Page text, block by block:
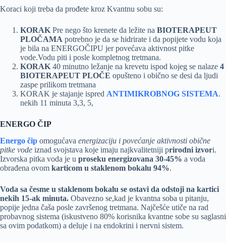
Koraci koji treba da prođete kroz Kvantnu sobu su:
KORAK Pre nego što krenete da ležite na BIOTERAPEUT
PLOČAMA potrebno je da se hidrirate i da popijete vodu koja
je bila na ENERGOČIPU jer povećava aktivnost pitke
vode.Vodu piti i posle kompletnog tretmana.
KORAK 40 minutno ležanje na krevetu ispod kojeg se nalaze 4
BIOTERAPEUT PLOČE opušteno i obično se desi da ljudi
zaspe prilikom tretmana
KORAK je stajanje ispred ANTIMIKROBNOG SISTEMA.
nekih 11 minuta 3,3, 5,
ENERGO ČIP
Energo čip omogućava energizaciju i povećanje aktivnosti obične
pitke vode iznad svojstava koje imaju najkvalitetniji prirodni izvori.
Izvorska pitka voda je u proseku energizovana 30-45% a voda
obrađena ovom karticom u staklenom bokalu 94%.
Voda sa česme u staklenom bokalu se ostavi da odstoji na kartici
nekih 15-ak minuta. Obavezno se,kad je kvantna soba u pitanju,
popije jedna čaša posle završenog tretmana. Najčešće utiče na rad
probavnog sistema (iskustveno 80% korisnika kvantne sobe su saglasni
sa ovim podatkom) a deluje i na endokrini i nervni sistem.